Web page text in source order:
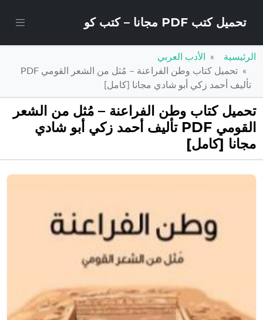
تحميل كتب PDF مجانا – كتب كو
الرئيسية
الأدب العربي
تحميل كتاب وطن الفراعنة – مُثل من الشعر القومي PDF
تأليف أحمد زكي أبو شادي مجانا [كامل]
تحميل كتاب وطن الفراعنة – مُثل من الشعر
القومي PDF تأليف أحمد زكي أبو شادي
مجانا [كامل]